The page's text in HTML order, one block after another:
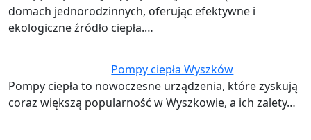
domach jednorodzinnych, oferując efektywne i
ekologiczne źródło ciepła.…
Pompy ciepła Wyszków
Pompy ciepła to nowoczesne urządzenia, które zyskują
coraz większą popularność w Wyszkowie, a ich zalety…